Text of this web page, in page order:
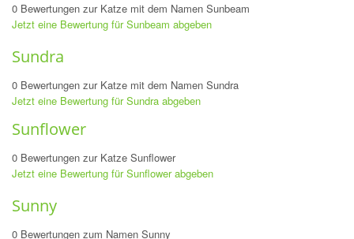
0 Bewertungen zur Katze mit dem Namen Sunbeam
Jetzt eine Bewertung für Sunbeam abgeben
Sundra
0 Bewertungen zur Katze mit dem Namen Sundra
Jetzt eine Bewertung für Sundra abgeben
Sunflower
0 Bewertungen zur Katze Sunflower
Jetzt eine Bewertung für Sunflower abgeben
Sunny
0 Bewertungen zum Namen Sunny